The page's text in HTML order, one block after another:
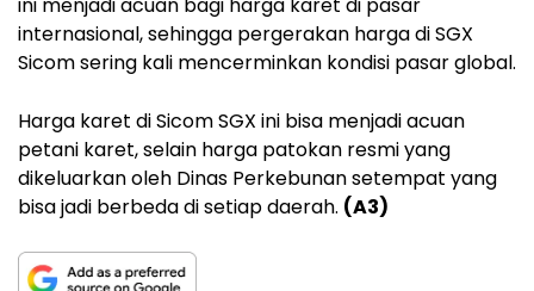
internasional, sehingga pergerakan harga di SGX
Sicom sering kali mencerminkan kondisi pasar global.
Harga karet di Sicom SGX ini bisa menjadi acuan
petani karet, selain harga patokan resmi yang
dikeluarkan oleh Dinas Perkebunan setempat yang
bisa jadi berbeda di setiap daerah. (A3)